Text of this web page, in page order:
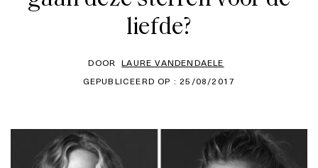
liefde?
DOOR LAURE VANDENDAELE
GEPUBLICEERD OP : 25/08/2017